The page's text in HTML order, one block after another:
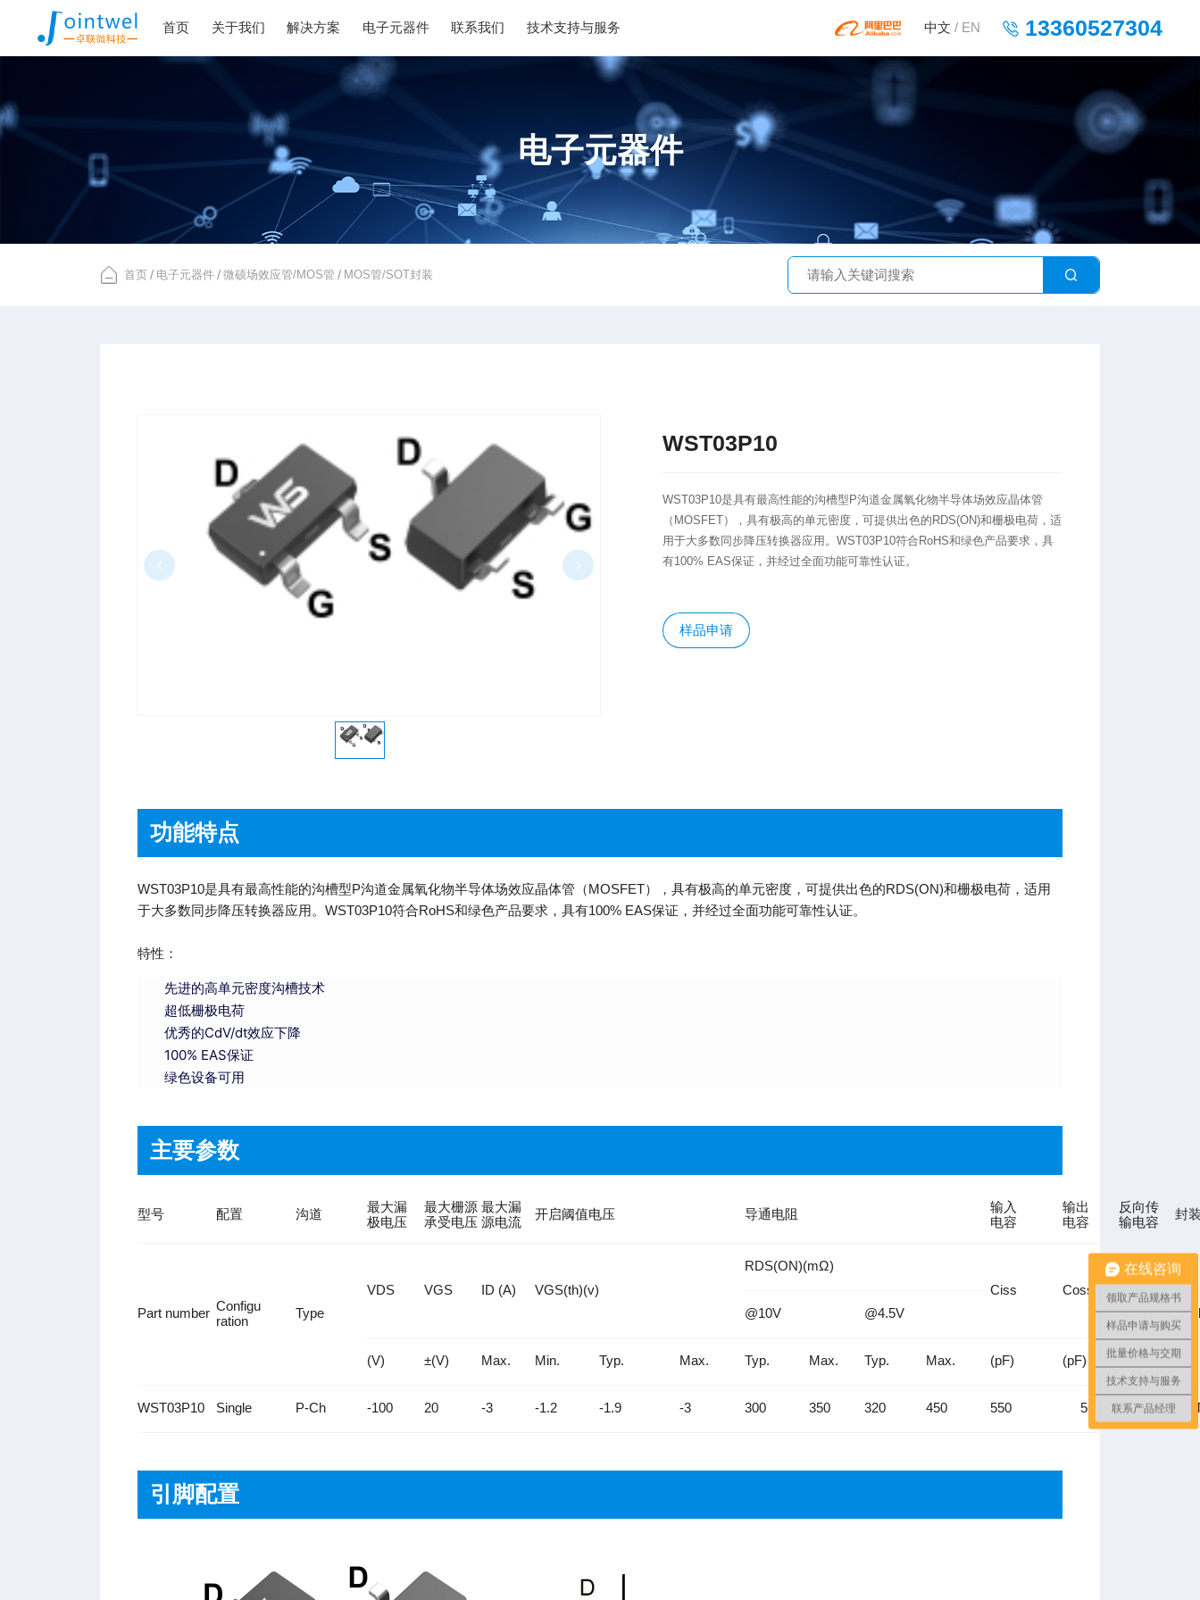
首页 关于我们 解决方案 电子元器件 联系我们 技术支持与服务 中文 / EN 13360527304
电子元器件
首页 / 电子元器件 / 微硕场效应管/MOS管 / MOS管/SOT封装
WST03P10
WST03P10是具有最高性能的沟槽型P沟道金属氧化物半导体场效应晶体管
（MOSFET），具有极高的单元密度，可提供出色的RDS(ON)和栅极电荷，适
用于大多数同步降压转换器应用。WST03P10符合RoHS和绿色产品要求，具
有100% EAS保证，并经过全面功能可靠性认证。
样品申请
功能特点
WST03P10是具有最高性能的沟槽型P沟道金属氧化物半导体场效应晶体管（MOSFET），具有极高的单元密度，可提供出色的RDS(ON)和栅极电荷，适用
于大多数同步降压转换器应用。WST03P10符合RoHS和绿色产品要求，具有100% EAS保证，并经过全面功能可靠性认证。
特性：
先进的高单元密度沟槽技术
超低栅极电荷
优秀的CdV/dt效应下降
100% EAS保证
绿色设备可用
主要参数
型号 配置 沟道
最大漏
极电压
最大栅源
承受电压
最大漏
源电流
开启阈值电压 导通电阻
输入
电容
输出
电容
反向传
输电容
封
Part number Configu
ration
Type
VDS VGS ID (A) VGS(th)(v)
RDS(ON)(mΩ)
Ciss
Coss
Crss
@10V @4.5V
(V) ±(V) Max. Min. Typ. Max. Typ. Max. Typ. Max. (pF) (pF) (pF)
WST03P10 Single P-Ch -100 20 -3 -1.2 -1.9 -3 300 350 320 450 550 56 35
引脚配置
在线咨询
领取产品规格书
样品申请与购买
批量价格与交期
技术支持与服务
联系产品经理